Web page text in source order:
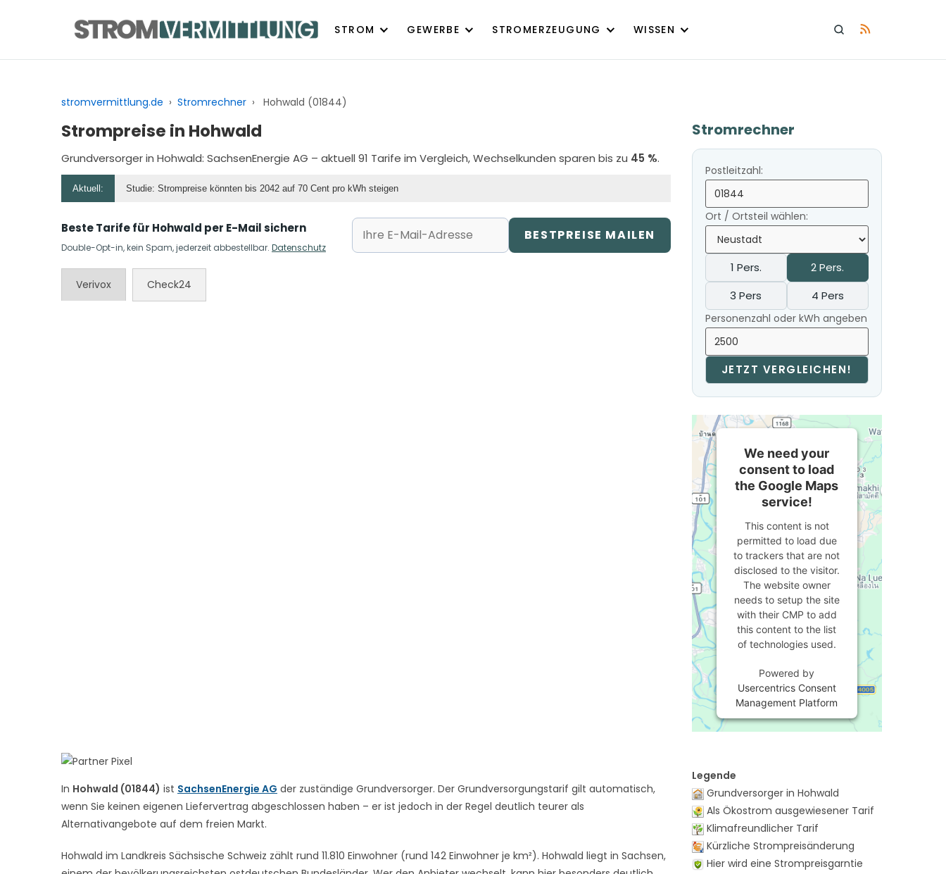
STROM GEWERBE STROMERZEUGUNG WISSEN
stromvermittlung.de › Stromrechner › Hohwald (01844)
Strompreise in Hohwald
Grundversorger in Hohwald: SachsenEnergie AG – aktuell 91 Tarife im Vergleich, Wechselkunden sparen bis zu 45 %.
In Hohwald (01844) ist SachsenEnergie AG der zuständige Grundversorger. Der Grundversorgungstarif gilt automatisch,
wenn Sie keinen eigenen Liefervertrag abgeschlossen haben – er ist jedoch in der Regel deutlich teurer als
Alternativangebote auf dem freien Markt.
Hohwald im Landkreis Sächsische Schweiz zählt rund 11.810 Einwohner (rund 142 Einwohner je km²). Hohwald liegt in Sachsen,
Aktuell: Studie: Strompreise könnten bis 2042 auf 70 Cent pro kWh steigen
Beste Tarife für Hohwald per E-Mail sichern
Double-Opt-in, kein Spam, jederzeit abbestellbar. Datenschutz
BESTPREISE MAILEN
Verivox Check24
Stromrechner
Postleitzahl:
Ort / Ortsteil wählen:
1 Pers.
2 Pers.
3 Pers
4 Pers
Personenzahl oder kWh angeben
JETZT VERGLEICHEN!
We need your
consent to load
the Google Maps
service!
This content is not
permitted to load due
to trackers that are not
disclosed to the visitor.
The website owner
needs to setup the site
with their CMP to add
this content to the list
of technologies used.
Powered by
Usercentrics Consent
Management Platform
Legende
Grundversorger in Hohwald
Als Ökostrom ausgewiesener Tarif
Klimafreundlicher Tarif
Kürzliche Strompreisänderung
Hier wird eine Strompreisgarntie